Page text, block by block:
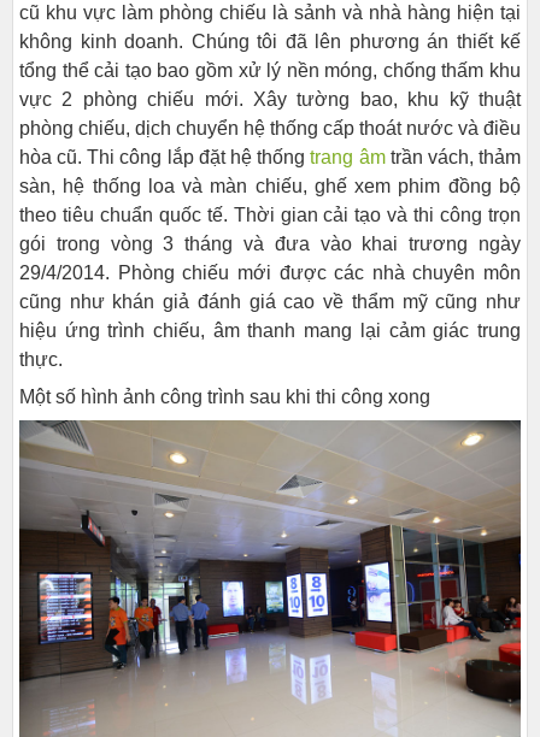
cũ khu vực làm phòng chiếu là sảnh và nhà hàng hiện tại
không kinh doanh. Chúng tôi đã lên phương án thiết kế
tổng thể cải tạo bao gồm xử lý nền móng, chống thấm khu
vực 2 phòng chiếu mới. Xây tường bao, khu kỹ thuật
phòng chiếu, dịch chuyển hệ thống cấp thoát nước và điều
hòa cũ. Thi công lắp đặt hệ thốngtrang âmtrần vách, thảm
sàn, hệ thống loa và màn chiếu, ghế xem phim đồng bộ
theo tiêu chuẩn quốc tế. Thời gian cải tạo và thi công trọn
gói trong vòng 3 tháng và đưa vào khai trương ngày
29/4/2014. Phòng chiếu mới được các nhà chuyên môn
cũng như khán giả đánh giá cao về thẩm mỹ cũng như
hiệu ứng trình chiếu, âm thanh mang lại cảm giác trung
thực.
Một số hình ảnh công trình sau khi thi công xong